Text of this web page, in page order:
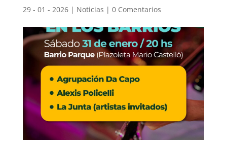
29 - 01 - 2026| Noticias | 0 Comentarios